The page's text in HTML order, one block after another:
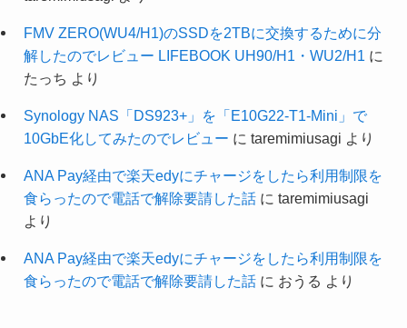
FMV ZERO(WU4/H1)のSSDを2TBに交換するために分
解したのでレビュー LIFEBOOK UH90/H1・WU2/H1 に
たっち より
Synology NAS「DS923+」を「E10G22-T1-Mini」で
10GbE化してみたのでレビュー に taremimiusagi より
ANA Pay経由で楽天edyにチャージをしたら利用制限を
食らったので電話で解除要請した話に taremimiusagi
より
ANA Pay経由で楽天edyにチャージをしたら利用制限を
食らったので電話で解除要請した話に おうる より